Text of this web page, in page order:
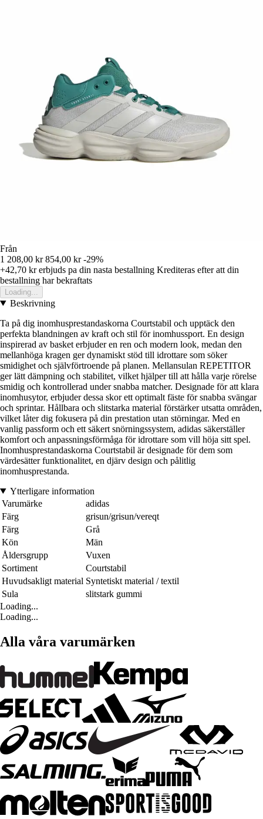
Från
1 208,00 kr 854,00 kr -29%
+42,70 krerbjuds pa din nasta bestallning Krediteras efter att din
bestallning har bekraftats
Loading...
Beskrivning
Ta på dig inomhusprestandaskorna Courtstabil och upptäck den
perfekta blandningen av kraft och stil för inomhussport. En design
inspirerad av basket erbjuder en ren och modern look, medan den
mellanhöga kragen ger dynamiskt stöd till idrottare som söker
smidighet och självförtroende på planen. Mellansulan REPETITOR
ger lätt dämpning och stabilitet, vilket hjälper till att hålla varje rörelse
smidig och kontrollerad under snabba matcher. Designade för att klara
inomhusytor, erbjuder dessa skor ett optimalt fäste för snabba svängar
och sprintar. Hållbara och slitstarka material förstärker utsatta områden,
vilket låter dig fokusera på din prestation utan störningar. Med en
vanlig passform och ett säkert snörningssystem, adidas säkerställer
komfort och anpassningsförmåga för idrottare som vill höja sitt spel.
Inomhusprestandaskorna Courtstabil är designade för dem som
värdesätter funktionalitet, en djärv design och pålitlig
inomhusprestanda.
Ytterligare information
Varumärke
adidas
Färg
grisun/grisun/vereqt
Färg
Grå
Kön
Män
Åldersgrupp
Vuxen
Sortiment
Courtstabil
Huvudsakligt material Syntetiskt material / textil
Sula
slitstark gummi
Loading...
Loading...
Alla våra varumärken